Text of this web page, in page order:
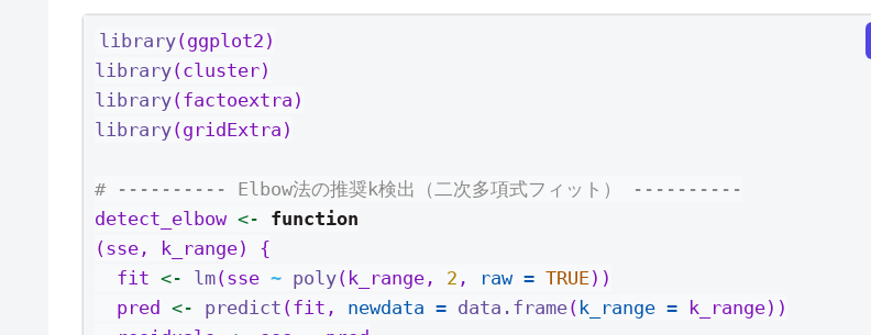
library(ggplot2)
library(cluster)
library(factoextra)
library(gridExtra)
# ---------- Elbow法の推奨k検出（二次多項式フィット） ----------
detect_elbow <-
function
(sse, k_range) {
  fit
<- lm(sse ~ poly(k_range, 2 , raw = TRUE ))
  pred
<- predict (fit, newdata = data.frame( k_range = k_range))